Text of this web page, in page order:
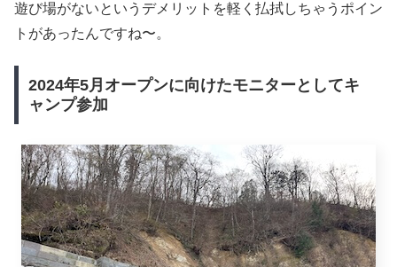
新潟市からも行きやすい県外キャンプ場がいいなと、まず
は山形県に絞って検索していました。
できるだけ子どもたちが飽きずに遊べてしかも温泉付き、
なんてないかなぁ〜。
3件ほど見つけた中に五色温泉オートキャンプ場もありま
した。
しかし、こちらは遊び場はほぼない！家族にプレゼンする時に不
利やろな〜。